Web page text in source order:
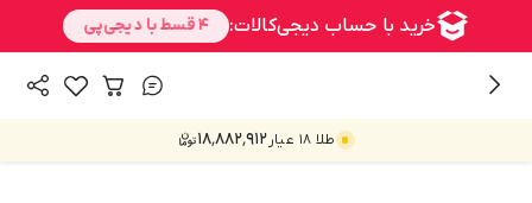
طلا ۱۸ عیار ۱۸٬۸۸۲٬۹۱۲